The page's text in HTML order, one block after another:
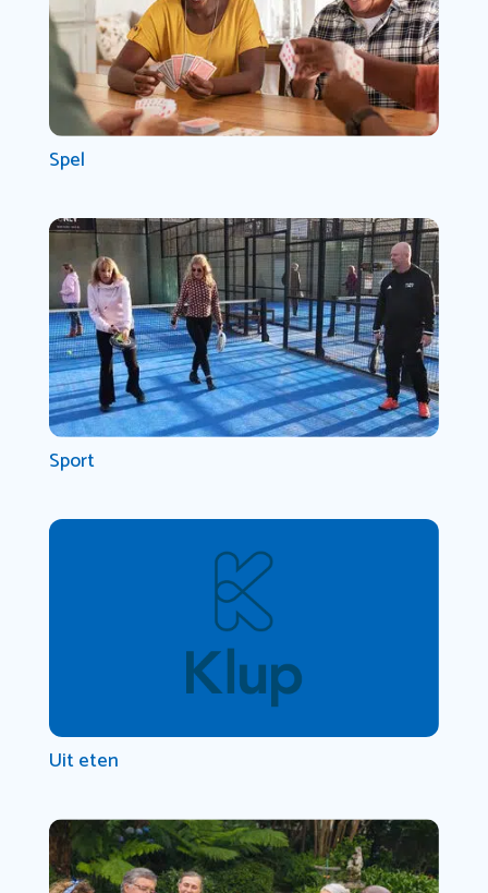
Spel
Sport
Uit eten